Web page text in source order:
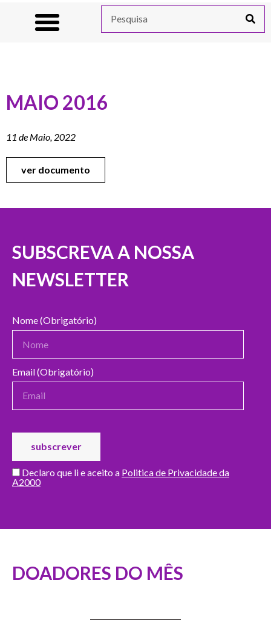
MAIO 2016
11 de Maio, 2022
ver documento
SUBSCREVA A NOSSA
NEWSLETTER
Nome (Obrigatório)
Email (Obrigatório)
Declaro que li e aceito a Politica de Privacidade da
A2000
DOADORES DO MÊS